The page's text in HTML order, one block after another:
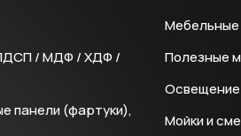
/ МДФ / ХДФ /
панели (фартуки),
Мебельные
Полезные
Освещение
Мойки и